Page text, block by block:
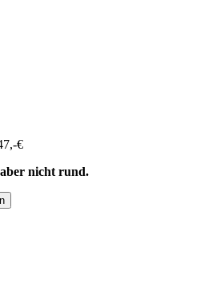
€
nicht rund.